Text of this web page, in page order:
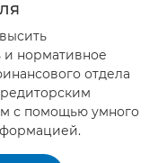
и нормативное
отдела
с помощью умного